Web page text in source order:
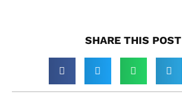
SHARE THIS POST​